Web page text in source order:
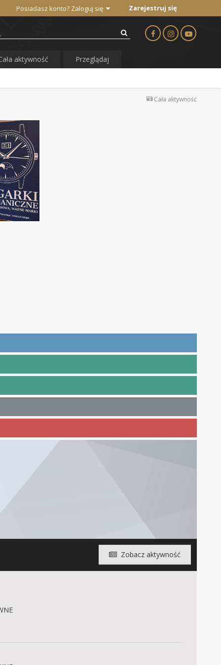
Posiadasz konto? Zaloguj się Zarejestruj się
aktywność Przeglądaj
Cała aktywność
Zobacz aktywność